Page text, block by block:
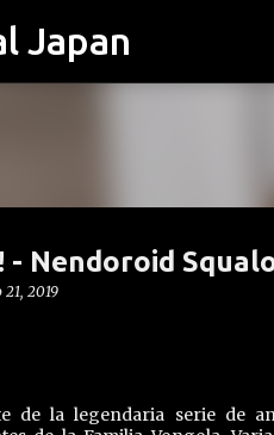
Japan
- Nendoroid
2019
de la legendaria serie de